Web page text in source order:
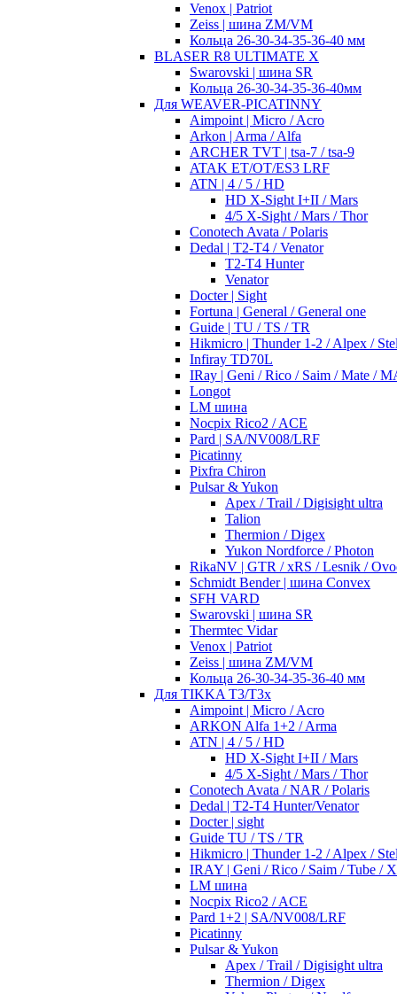
Venox | Patriot
Zeiss | шина ZM/VM
Кольца 26-30-34-35-36-40 мм
BLASER R8 ULTIMATE X
Swarovski | шина SR
Кольца 26-30-34-35-36-40мм
Для WEAVER-PICATINNY
Aimpoint | Micro / Acro
Arkon | Arma / Alfa
ARCHER TVT | tsa-7 / tsa-9
ATAK ET/OT/ES3 LRF
ATN | 4 / 5 / HD
HD X-Sight I+II / Mars
4/5 X-Sight / Mars / Thor
Conotech Avata / Polaris
Dedal | T2-T4 / Venator
T2-T4 Hunter
Venator
Docter | Sight
Fortuna | General / General one
Guide | TU / TS / TR
Hikmicro | Thunder 1-2 / Alpex /
Infiray TD70L
IRay | Geni / Rico / Saim / Mate /
Longot
LM шина
Nocpix Rico2 / ACE
Pard | SA/NV008/LRF
Picatinny
Pixfra Chiron
Pulsar & Yukon
Apex / Trail / Digisight ultra
Talion
Thermion / Digex
Yukon Nordforce / Photon
RikaNV | GTR / xRS / Lesnik /
Schmidt Bender | шина Convex
SFH VARD
Swarovski | шина SR
Thermtec Vidar
Venox | Patriot
Zeiss | шина ZM/VM
Кольца 26-30-34-35-36-40 мм
Для TIKKA T3/T3x
Aimpoint | Micro / Acro
ARKON Alfa 1+2 / Arma
ATN | 4 / 5 / HD
HD X-Sight I+II / Mars
4/5 X-Sight / Mars / Thor
Conotech Avata / NAR / Polaris
Dedal | T2-T4 Hunter/Venator
Docter | sight
Guide TU / TS / TR
Hikmicro | Thunder 1-2 / Alpex /
IRAY | Geni / Rico / Saim / Tube /
LM шина
Nocpix Rico2 / ACE
Pard 1+2 | SA/NV008/LRF
Picatinny
Pulsar & Yukon
Apex / Trail / Digisight ultra
Thermion / Digex